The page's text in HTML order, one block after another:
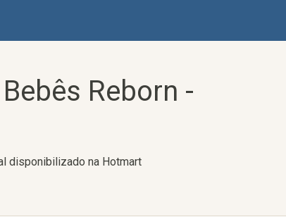
Reborn -
disponibilizado na Hotmart